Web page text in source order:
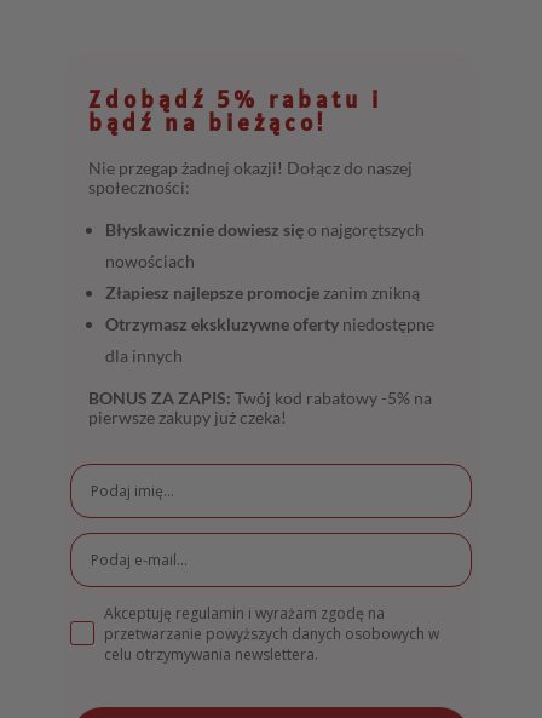
Zdobądź 5% rabatu i
bądź na bieżąco!
Nie przegap żadnej okazji! Dołącz do naszej
społeczności:
Błyskawicznie dowiesz sięo najgorętszych
nowościach
Złapiesz najlepsze promocje zanim znikną
Otrzymasz ekskluzywne oferty niedostępne
dla innych
BONUS ZA ZAPIS: Twój kod rabatowy -5% na
pierwsze zakupy już czeka!
Akceptuję regulamin i wyrażam zgodę na
przetwarzanie powyższych danych osobowych w
celu otrzymywania newslettera.